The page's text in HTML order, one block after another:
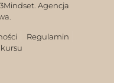
3Mindset. Agencja
Regulamin